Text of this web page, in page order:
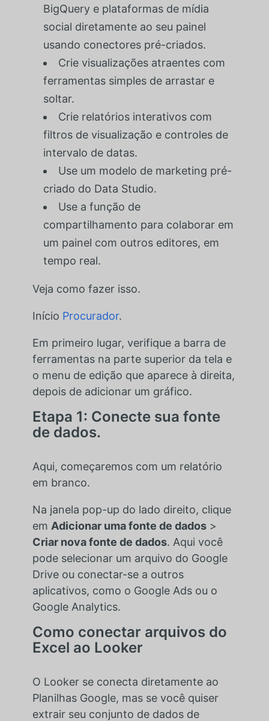
BigQuery e plataformas de mídia
social diretamente ao seu painel
usando conectores pré-criados.
Crie visualizações atraentes com
ferramentas simples de arrastar e
soltar.
Crie relatórios interativos com
filtros de visualização e controles de
intervalo de datas.
Use um modelo de marketing pré-
criado do Data Studio.
Use a função de
compartilhamento para colaborar em
um painel com outros editores, em
tempo real.
Veja como fazer isso.
Início Procurador.
Em primeiro lugar, verifique a barra de
ferramentas na parte superior da tela e
o menu de edição que aparece à direita,
depois de adicionar um gráfico.
Etapa 1: Conecte sua fonte
de dados.
Aqui, começaremos com um relatório
em branco.
Na janela pop-up do lado direito, clique
em Adicionar uma fonte de dados>
Criar nova fonte de dados. Aqui você
pode selecionar um arquivo do Google
Drive ou conectar-se a outros
aplicativos, como o Google Ads ou o
Google Analytics.
Como conectar arquivos do
Excel ao Looker
O Looker se conecta diretamente ao
Planilhas Google, mas se você quiser
extrair seu conjunto de dados de